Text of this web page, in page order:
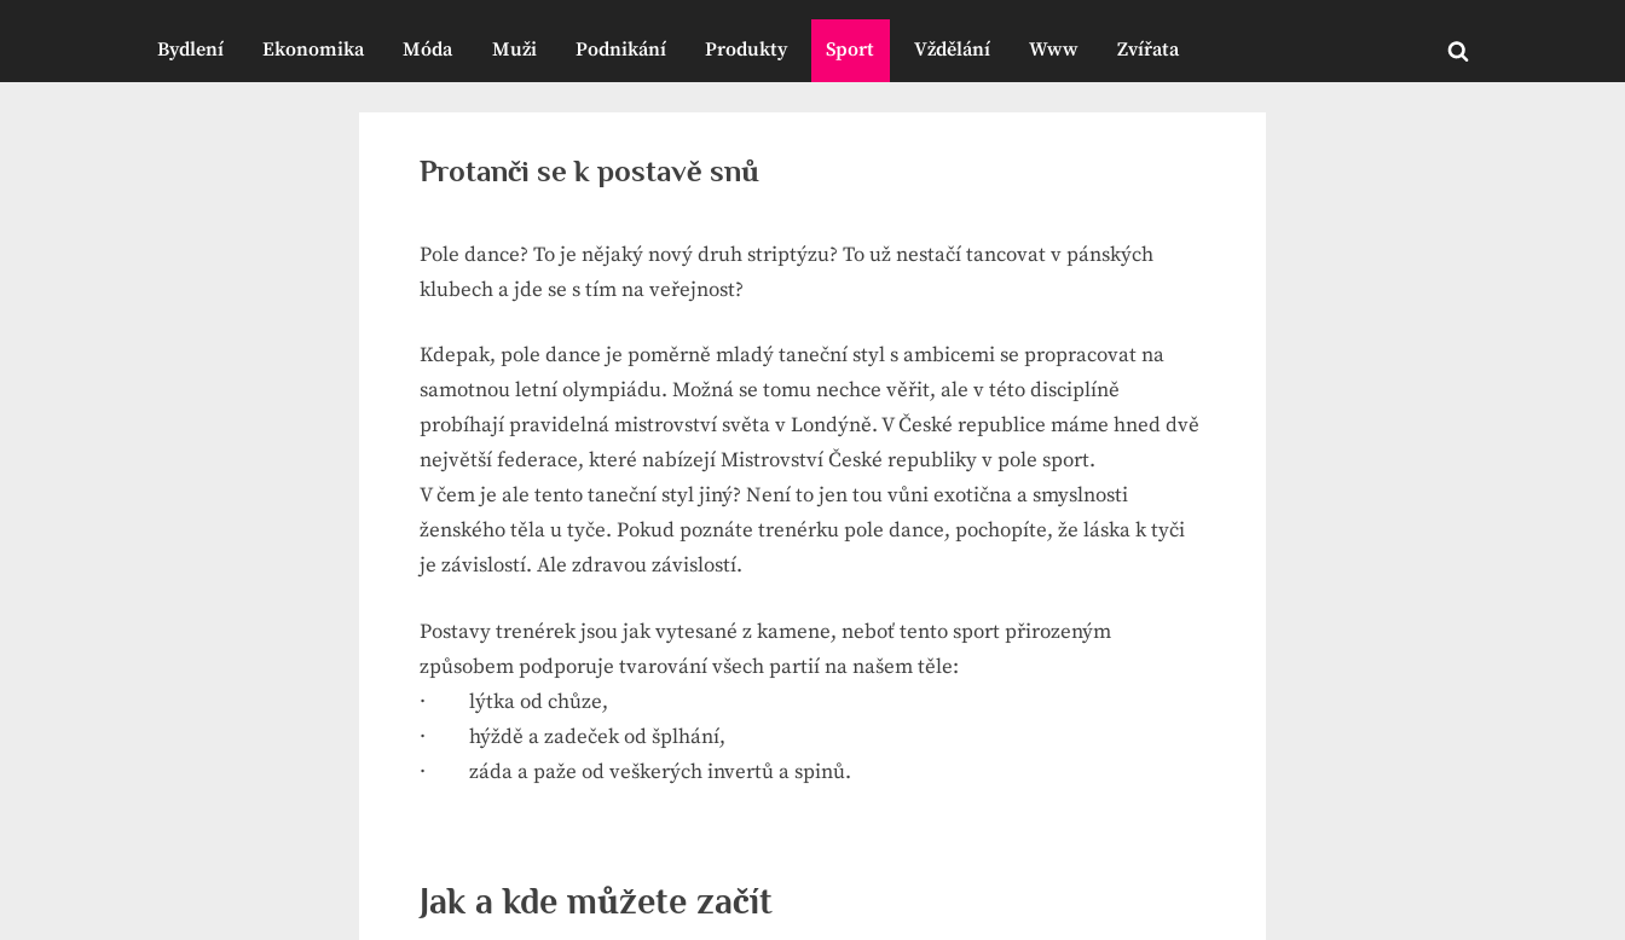
Bydlení Ekonomika Móda Muži Podnikání Produkty Sport Vždělání Www Zvířata
Toggle
Protanči se k postavě snů
Pole dance? To je nějaký nový druh striptýzu? To už nestačí tancovat v pánských
klubech a jde se s tím na veřejnost?
Kdepak, pole dance je poměrně mladý taneční styl s ambicemi se propracovat na
samotnou letní olympiádu. Možná se tomu nechce věřit, ale v této disciplíně
probíhají pravidelná mistrovství světa v Londýně. V České republice máme hned dvě
největší federace, které nabízejí Mistrovství České republiky v pole sport.
V čem je ale tento taneční styl jiný? Není to jen tou vůni exotična a smyslnosti
ženského těla u tyče. Pokud poznáte trenérku pole dance, pochopíte, že láska k tyči
je závislostí. Ale zdravou závislostí.
Postavy trenérek jsou jak vytesané z kamene, neboť tento sport přirozeným
způsobem podporuje tvarování všech partií na našem těle:
· lýtka od chůze,
· hýždě a zadeček od šplhání,
· záda a paže od veškerých invertů a spinů.
Jak a kde můžete začít